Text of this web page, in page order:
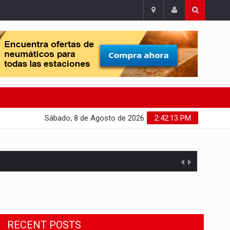
2:42:14 PM
Sábado, 8 de Agosto de 2026
RECENT POSTSThe proposal involves resettling one